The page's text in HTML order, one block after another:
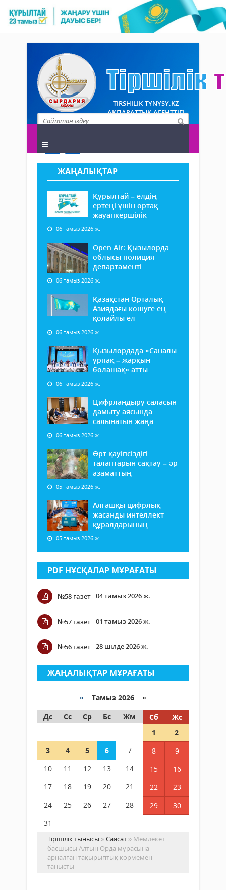
TIRSHILIK-TYNYSY.KZ
АҚПАРАТТЫҚ АГЕНТТІГІ
ЖАҢАЛЫҚТАР
Құрылтай – елдің
ертеңі үшін ортақ
жауапкершілік
06 тамыз 2026 ж.
Open Air: Қызылорда
облысы полиция
департаменті
06 тамыз 2026 ж.
Қазақстан Орталық
Азиядағы көшуге ең
қолайлы ел
06 тамыз 2026 ж.
Қызылордада «Саналы
ұрпақ – жарқын
болашақ» атты
06 тамыз 2026 ж.
Цифрландыру саласын
дамыту аясында
салынатын жаңа
06 тамыз 2026 ж.
Өрт қауіпсіздігі
талаптарын сақтау – әр
азаматтың
05 тамыз 2026 ж.
Алғашқы цифрлық
жасанды интеллект
құралдарының
05 тамыз 2026 ж.
PDF НҰСҚАЛАР МҰРАҒАТЫ
№58 газет 04 тамыз 2026 ж.
№57 газет 01 тамыз 2026 ж.
№56 газет 28 шілде 2026 ж.
ЖАҢАЛЫҚТАР МҰРАҒАТЫ
« Тамыз 2026 »
Дс
Сс Ср Бс Жм Сб
Жс
1
2
3
4 5 6 7 8
9
10
11 12 13 14 15
16
17
18 19 20 21 22
23
24
25 26 27 28 29
30
31
Тіршілік тынысы »Саясат » Мемлекет
басшысы Алтын Орда мұрасына
арналған тақырыптық көрмемен
танысты